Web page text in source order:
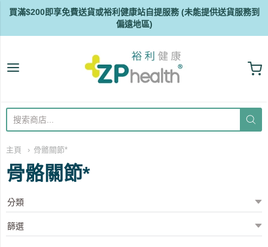
買滿$200即享免費送貨或裕利健康站自提服務 (未能提供送貨服務到
偏遠地區)
ZP Health
主頁 骨骼關節*
骨骼關節*